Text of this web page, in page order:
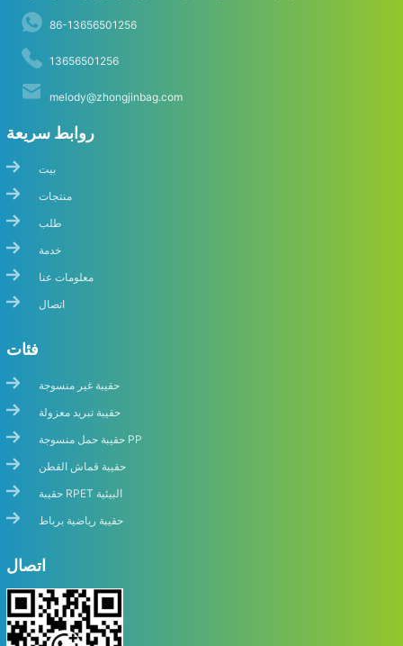
86-13656501256
13656501256
melody@zhongjinbag.com
روابط سريعة
بيت
منتجات
طلب
خدمة
معلومات عنا
اتصال
فئات
حقيبة غير منسوجة
حقيبة تبريد معزولة
حقيبة حمل منسوجة PP
حقيبة قماش القطن
حقيبة RPET البيئية
حقيبة رياضية برباط
اتصال